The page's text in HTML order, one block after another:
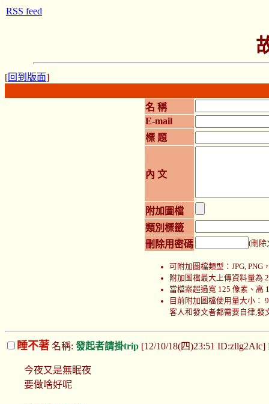
[回到版面]
名 稱
E-mail
標 題
內 文
附加圖檔
類別標籤
刪除用密碼
(刪除
可附加圖檔類型：JPG, PNG
附加圖檔最大上傳資料量為
當檔案超過寬 125 像素、高
目前附加圖檔使用量大小：
客人和發文者都需要自律,發
睡不著 名稱: 發起者請掛trip [12/10/18(四)23:51 ID:zllg2Alc]
今夜又是無眠夜
要做啥好呢
RSS feed